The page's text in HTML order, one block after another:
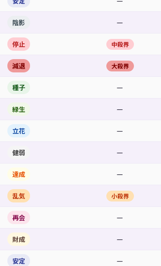
陰影 —
停止 中殺界
減退 大殺界
種子 —
緑生 —
立花 —
健弱 —
達成 —
乱気 小殺界
再会 —
財成 —
安定 —